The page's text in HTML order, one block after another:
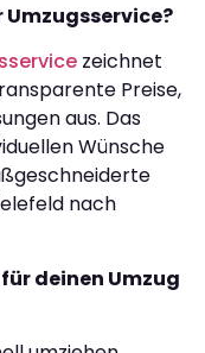
zeichnet
Preise,
aus. Das
Wünsche
nach
deinen Umzug